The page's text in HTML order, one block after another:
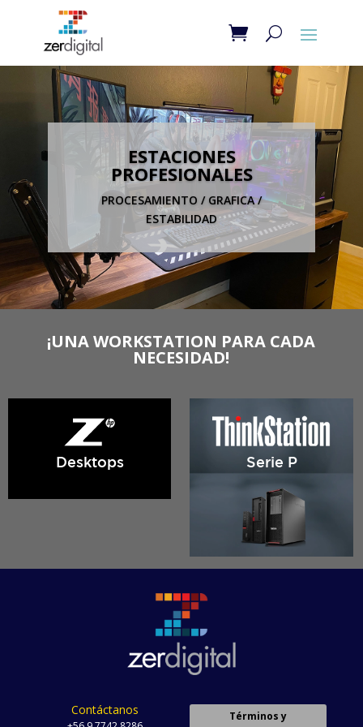
ESTACIONES
PROFESIONALES
PROCESAMIENTO / GRAFICA /
ESTABILIDAD
¡UNA WORKSTATION PARA CADA
NECESIDAD!
Desktops Serie P
Contáctanos
Términos y